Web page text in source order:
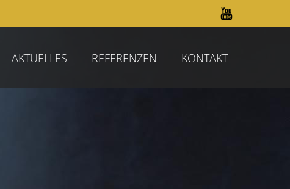
AKTUELLES REFERENZEN KONTAKT